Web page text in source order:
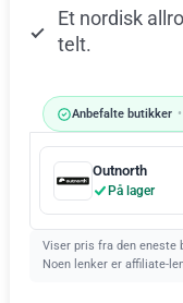
Et nordisk
telt.
Anbefalte butikker •
Outnorth
På lager
Viser pris fra den eneste
Noen lenker er affiliate-